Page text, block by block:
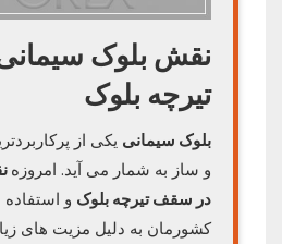
نقش بلوک
تیرچه بلوک
بلوک سیمانی یکی از
و ساز به شمار می آید. امروزه
در سقف تیرچه بلوک و استفاده
کشورمان به دلیل مزیت های